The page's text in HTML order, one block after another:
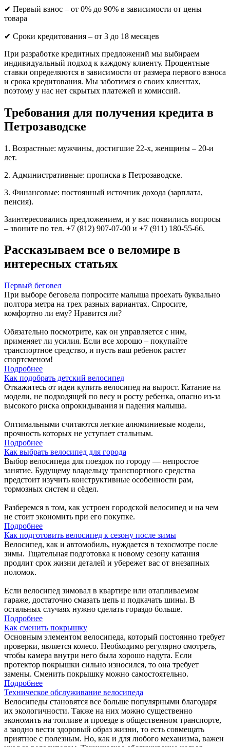
✔ Первый взнос – от 0% до 90% в зависимости от цены
товара
✔ Сроки кредитования – от 3 до 18 месяцев
При разработке кредитных предложений мы выбираем
индивидуальный подход к каждому клиенту. Процентные
ставки определяются в зависимости от размера первого взноса
и срока кредитования. Мы заботимся о своих клиентах,
поэтому у нас нет скрытых платежей и комиссий.
Требования для получения кредита в
Петрозаводске
1. Возрастные: мужчины, достигшие 22-х, женщины – 20-и
лет.
2. Административные: прописка в Петрозаводске.
3. Финансовые: постоянный источник дохода (зарплата,
пенсия).
Заинтересовались предложением, и у вас появились вопросы
– звоните по тел. +7 (812) 907-07-00 и +7 (911) 180-55-66.
Рассказываем все о веломире в
интересных статьях
Первый беговел
При выборе беговела попросите малыша проехать буквально
полтора метра на трех разных вариантах. Спросите,
комфортно ли ему? Нравится ли?
Обязательно посмотрите, как он управляется с ним,
применяет ли усилия. Если все хорошо – покупайте
транспортное средство, и пусть ваш ребенок растет
спортсменом!
Подробнее
Как подобрать детский велосипед
Откажитесь от идеи купить велосипед на вырост. Катание на
модели, не подходящей по весу и росту ребенка, опасно из-за
высокого риска опрокидывания и падения малыша.
Оптимальными считаются легкие алюминиевые модели,
прочность которых не уступает стальным.
Подробнее
Как выбрать велосипед для города
Выбор велосипеда для поездок по городу — непростое
занятие. Будущему владельцу транспортного средства
предстоит изучить конструктивные особенности рам,
тормозных систем и сёдел.
Разберемся в том, как устроен городской велосипед и на чем
не стоит экономить при его покупке.
Подробнее
Как подготовить велосипед к сезону после зимы
Велосипед, как и автомобиль, нуждается в техосмотре после
зимы. Тщательная подготовка к новому сезону катания
продлит срок жизни деталей и убережет вас от внезапных
поломок.
Если велосипед зимовал в квартире или отапливаемом
гараже, достаточно смазать цепь и подкачать шины. В
остальных случаях нужно сделать гораздо больше.
Подробнее
Как сменить покрышку
Основным элементом велосипеда, который постоянно требует
проверки, является колесо. Необходимо регулярно смотреть,
чтобы камера внутри него была хорошо надута. Если
протектор покрышки сильно износился, то она требует
замены. Сменить покрышку можно самостоятельно.
Подробнее
Техническое обслуживание велосипеда
Велосипеды становятся все больше популярными благодаря
их экологичности. Также на них можно существенно
экономить на топливе и проезде в общественном транспорте,
а заодно вести здоровый образ жизни, то есть совмещать
приятное с полезным. Но, как и для любого механизма, важен